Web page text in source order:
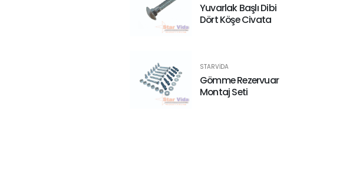
Yuvarlak Başlı Dibi
Dört Köşe Civata
STARVIDA
Gömme Rezervuar
Montaj Seti